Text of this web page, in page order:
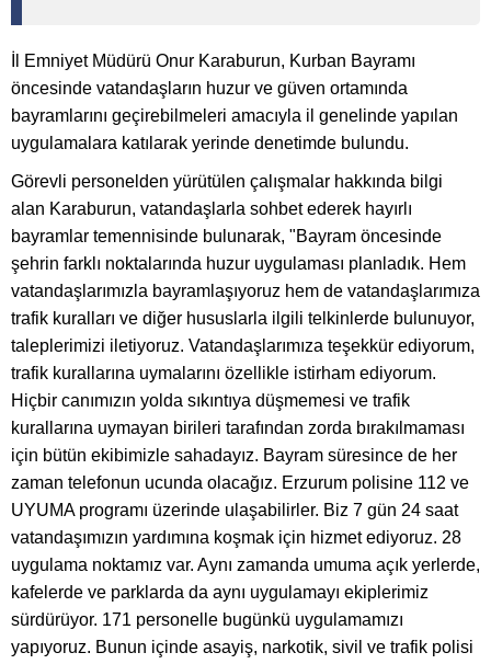
İl Emniyet Müdürü Onur Karaburun, Kurban Bayramı
öncesinde vatandaşların huzur ve güven ortamında
bayramlarını geçirebilmeleri amacıyla il genelinde yapılan
uygulamalara katılarak yerinde denetimde bulundu.
Görevli personelden yürütülen çalışmalar hakkında bilgi
alan Karaburun, vatandaşlarla sohbet ederek hayırlı
bayramlar temennisinde bulunarak, "Bayram öncesinde
şehrin farklı noktalarında huzur uygulaması planladık. Hem
vatandaşlarımızla bayramlaşıyoruz hem de vatandaşlarımıza
trafik kuralları ve diğer hususlarla ilgili telkinlerde bulunuyor,
taleplerimizi iletiyoruz. Vatandaşlarımıza teşekkür ediyorum,
trafik kurallarına uymalarını özellikle istirham ediyorum.
Hiçbir canımızın yolda sıkıntıya düşmemesi ve trafik
kurallarına uymayan birileri tarafından zorda bırakılmaması
için bütün ekibimizle sahadayız. Bayram süresince de her
zaman telefonun ucunda olacağız. Erzurum polisine 112 ve
UYUMA programı üzerinde ulaşabilirler. Biz 7 gün 24 saat
vatandaşımızın yardımına koşmak için hizmet ediyoruz. 28
uygulama noktamız var. Aynı zamanda umuma açık yerlerde,
kafelerde ve parklarda da aynı uygulamayı ekiplerimiz
sürdürüyor. 171 personelle bugünkü uygulamamızı
yapıyoruz. Bunun içinde asayiş, narkotik, sivil ve trafik polisi